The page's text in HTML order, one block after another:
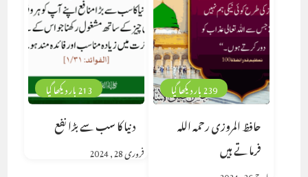
213 بار دیکھا گیا
دنیا کا سب سے بڑا نفع
فروری 28, 2024
239 بار دیکھا گیا
حافظ المروزی رحمہ اللہ
فرماتے ہیں